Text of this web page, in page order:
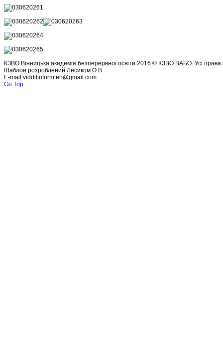
КЗВО Вінницька академія безперервної освіти 2016 © КЗВО ВАБО. Усі права
Шаблон розроблений Лесиком О.В.
E-mail:viddilinformteh@gmail.com
Go Top